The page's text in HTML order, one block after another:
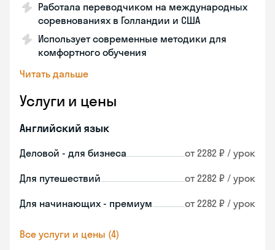
Работала переводчиком на международных
соревнованиях в Голландии и США
Использует современные методики для
комфортного обучения
Читать дальше
Услуги и цены
Английский язык
Деловой - для бизнеса от 2282 ₽ / урок
Для путешествий от 2282 ₽ / урок
Для начинающих - премиум от 2282 ₽ / урок
Все услуги и цены (4)